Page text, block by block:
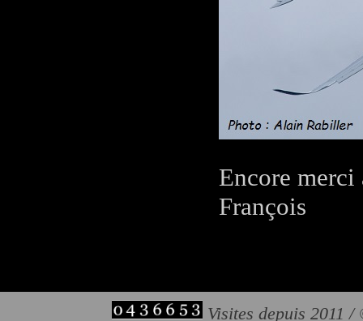
Encore
François
Visites depuis 2011